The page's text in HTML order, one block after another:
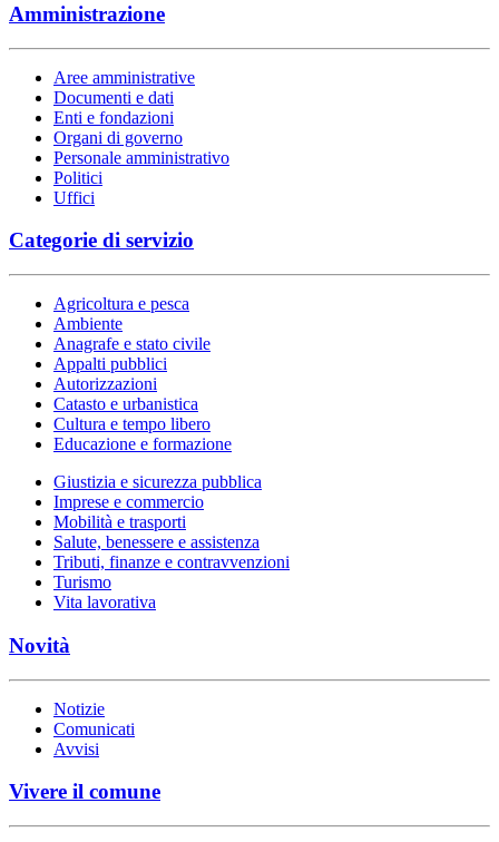
Amministrazione
Aree amministrative
Documenti e dati
Enti e fondazioni
Organi di governo
Personale amministrativo
Politici
Uffici
Categorie di servizio
Agricoltura e pesca
Ambiente
Anagrafe e stato civile
Appalti pubblici
Autorizzazioni
Catasto e urbanistica
Cultura e tempo libero
Educazione e formazione
Giustizia e sicurezza pubblica
Imprese e commercio
Mobilità e trasporti
Salute, benessere e assistenza
Tributi, finanze e contravvenzioni
Turismo
Vita lavorativa
Novità
Notizie
Comunicati
Avvisi
Vivere il comune